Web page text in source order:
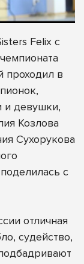
Felix с
проходил в
и девушки,
Козлова
Сухорукова
с
отличная
судейство,